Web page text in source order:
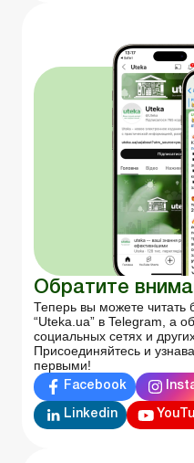
Обратите
Теперь вы можете читать
“Uteka.ua” в Telegram, а
социальных сетях и
Присоединяйтесь и
первыми!
Facebook
Linkedin